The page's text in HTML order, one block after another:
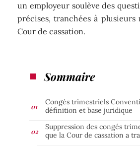
un employeur soulève des
précises, tranchées à plusieurs
Cour de cassation.
Sommaire
Congés trimestriels
définition et base juridique
Suppression des congés
que la Cour de cassation a